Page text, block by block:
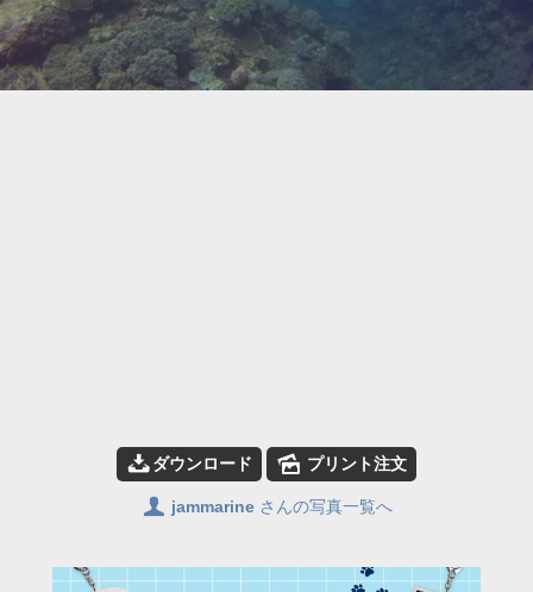
📥ダウンロード 🌄 プリント注文
👤 jammarineさんの写真一覧へ